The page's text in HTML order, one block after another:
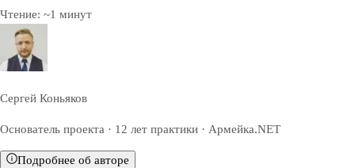
Чтение: ~1 минут
Сергей Коньяков
Основатель проекта · 12 лет практики · Армейка.NET
Подробнее об авторе